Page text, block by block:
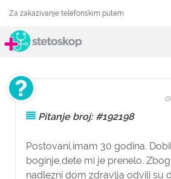
Za zakazivanje telefonskim putem
Pitanje broj: #192198
Postovani,imam 30 godina.
boginje,dete mi je prenelo.
nadlezni dom zdravlja odvili su